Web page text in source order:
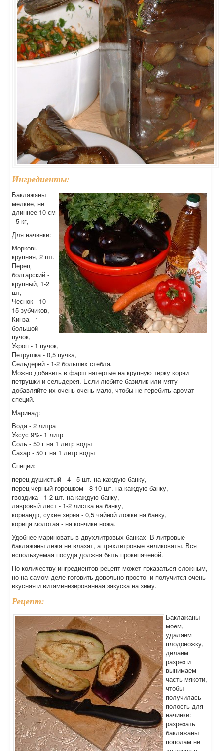
Ингредиенты:
Баклажаны
мелкие, не
длиннее 10 см
- 5 кг,
Для начинки:
Морковь -
крупная, 2 шт.
Перец
болгарский -
крупный, 1-2
шт,
Чеснок - 10 -
15 зубчиков,
Кинза - 1
большой
пучок,
Укроп - 1 пучок,
Петрушка - 0,5 пучка,
Сельдерей - 1-2 больших стебля.
Можно добавить в фарш натертые на крупную терку корни
петрушки и сельдерея. Если любите базилик или мяту -
добавляйте их очень-очень мало, чтобы не перебить аромат
специй.
Маринад:
Вода - 2 литра
Уксус 9%- 1 литр
Соль - 50 г на 1 литр воды
Сахар - 50 г на 1 литр воды
Специи:
перец душистый - 4 - 5 шт. на каждую банку,
перец черный горошком - 8-10 шт. на каждую банку,
гвоздика - 1-2 шт. на каждую банку,
лавровый лист - 1-2 листка на банку,
кориандр, сухие зерна - 0,5 чайной ложки на банку,
корица молотая - на кончике ножа.
Удобнее мариновать в двухлитровых банках. В литровые
баклажаны лежа не влазят, а трехлитровые великоваты. Вся
используемая посуда должна быть прокипяченой.
По количеству ингредиентов рецепт может показаться сложным,
но на самом деле готовить довольно просто, и получится очень
вкусная и витаминизированная закуска на зиму.
Рецепт:
Баклажаны
моем,
удаляем
плодоножку,
делаем
разрез и
вынимаем
часть мякоти,
чтобы
получилась
полость для
начинки:
разрезать
баклажаны
пополам не